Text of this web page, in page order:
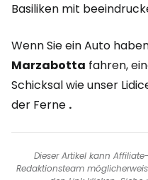
Basiliken mit
Wenn Sie ein Auto
Marzabotta fahren,
Schicksal wie unser
der Ferne .
Dieser Artikel kann
Redaktionsteam